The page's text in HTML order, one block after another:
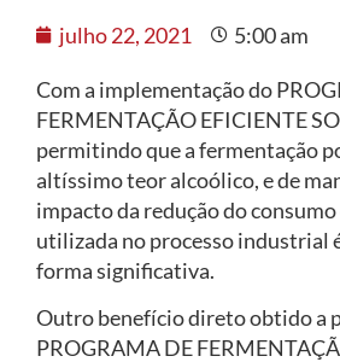
julho 22, 2021 5:00 am
Com a implementação do
FERMENTAÇÃO EFICIENTE
permitindo que a fermentação
altíssimo teor alcoólico, e de
impacto da redução do consumo
utilizada no processo industrial
forma significativa.
Outro benefício direto obtido a
PROGRAMA DE